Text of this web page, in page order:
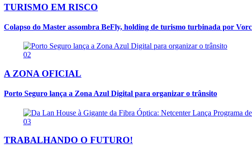
TURISMO EM RISCO
Colapso do Master assombra BeFly, holding de turismo turbinada por
02
A ZONA OFICIAL
Porto Seguro lança a Zona Azul Digital para organizar o trânsito
03
TRABALHANDO O FUTURO!